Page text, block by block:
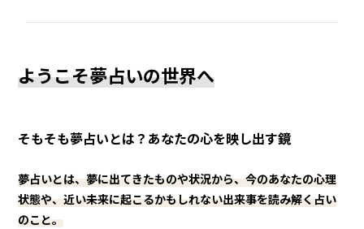
ようこそ夢占いの世界へ
そもそも夢占いとは？あなたの心を映し出す鏡
夢占いとは、夢に出てきたものや状況から、今のあなたの心理
状態や、近い未来に起こるかもしれない出来事を読み解く占い
のこと。